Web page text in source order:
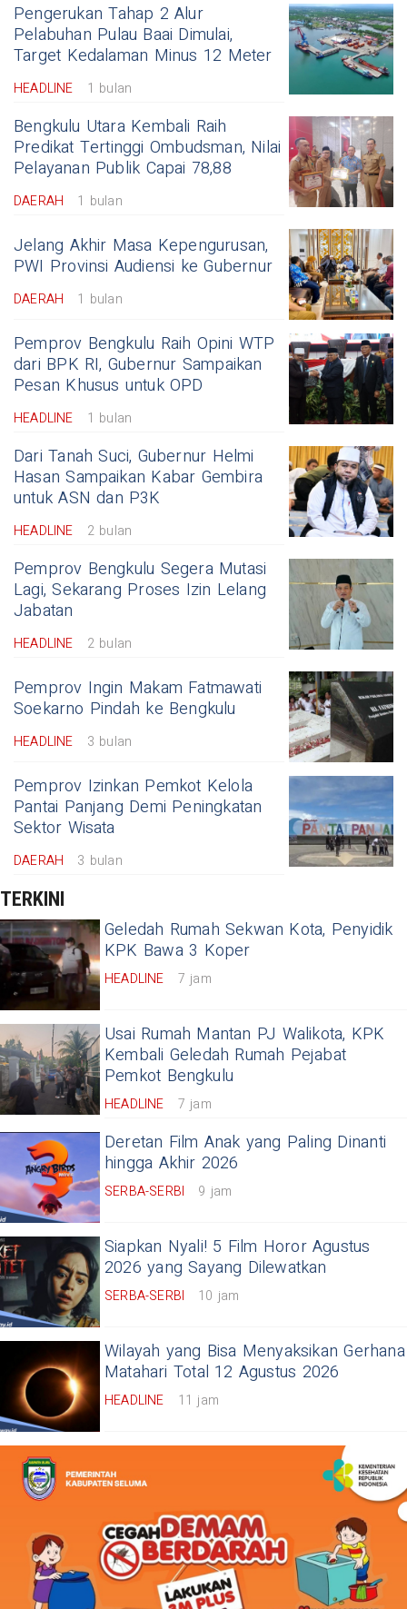
Pengerukan Tahap 2 Alur
Pelabuhan Pulau Baai Dimulai,
Target Kedalaman Minus 12 Meter
HEADLINE 1 bulan
Bengkulu Utara Kembali Raih
Predikat Tertinggi Ombudsman, Nilai
Pelayanan Publik Capai 78,88
DAERAH 1 bulan
Jelang Akhir Masa Kepengurusan,
PWI Provinsi Audiensi ke Gubernur
DAERAH 1 bulan
Pemprov Bengkulu Raih Opini WTP
dari BPK RI, Gubernur Sampaikan
Pesan Khusus untuk OPD
HEADLINE 1 bulan
Dari Tanah Suci, Gubernur Helmi
Hasan Sampaikan Kabar Gembira
untuk ASN dan P3K
HEADLINE 2 bulan
Pemprov Bengkulu Segera Mutasi
Lagi, Sekarang Proses Izin Lelang
Jabatan
HEADLINE 2 bulan
Pemprov Ingin Makam Fatmawati
Soekarno Pindah ke Bengkulu
HEADLINE 3 bulan
Pemprov Izinkan Pemkot Kelola
Pantai Panjang Demi Peningkatan
Sektor Wisata
DAERAH 3 bulan
TERKINI
Geledah Rumah Sekwan Kota, Penyidik
KPK Bawa 3 Koper
HEADLINE 7 jam
Usai Rumah Mantan PJ Walikota, KPK
Kembali Geledah Rumah Pejabat
Pemkot Bengkulu
HEADLINE 7 jam
Deretan Film Anak yang Paling Dinanti
hingga Akhir 2026
SERBA-SERBI 9 jam
Siapkan Nyali! 5 Film Horor Agustus
2026 yang Sayang Dilewatkan
SERBA-SERBI 10 jam
Wilayah yang Bisa Menyaksikan Gerhana
Matahari Total 12 Agustus 2026
HEADLINE 11 jam